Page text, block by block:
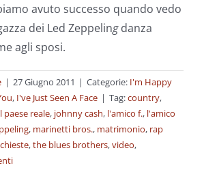
avuto successo quando vedo
dei Led Zeppelingdanza
agli sposi.
| 27 Giugno 2011 | Categorie: I'm Happy
, I've Just Seen A Face | Tag:country,
paese reale, johnny cash, l'amico f., l'amico
, marinetti bros., matrimonio, rap
,the blues brothers,video,